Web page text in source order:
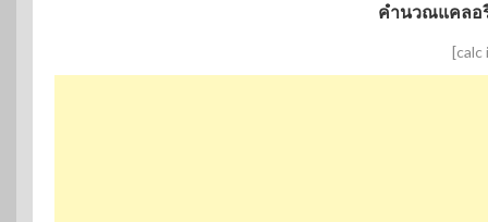
คำนวณแคลอ
[calc